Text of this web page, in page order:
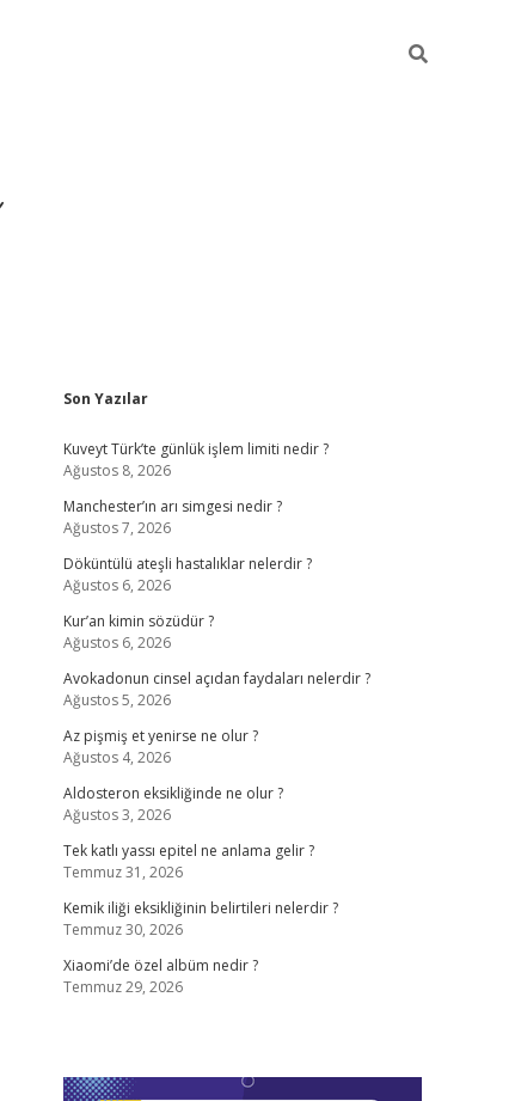
Sidebar
Son Yazılar
Kuveyt Türk’te günlük işlem limiti nedir ?
Ağustos 8, 2026
Manchester’ın arı simgesi nedir ?
Ağustos 7, 2026
Döküntülü ateşli hastalıklar nelerdir ?
Ağustos 6, 2026
Kur’an kimin sözüdür ?
Ağustos 6, 2026
Avokadonun cinsel açıdan faydaları nelerdir ?
Ağustos 5, 2026
Az pişmiş et yenirse ne olur ?
Ağustos 4, 2026
Aldosteron eksikliğinde ne olur ?
Ağustos 3, 2026
Tek katlı yassı epitel ne anlama gelir ?
Temmuz 31, 2026
Kemik iliği eksikliğinin belirtileri nelerdir ?
Temmuz 30, 2026
Xiaomi’de özel albüm nedir ?
Temmuz 29, 2026